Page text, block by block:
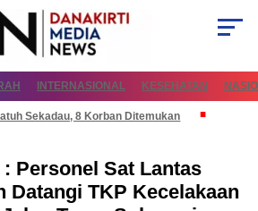
INTERNASIONAL KESEHATAN
Sekadau, 8 Korban Ditemukan
: Personel Sat Lantas
Datangi TKP Kecelakaan